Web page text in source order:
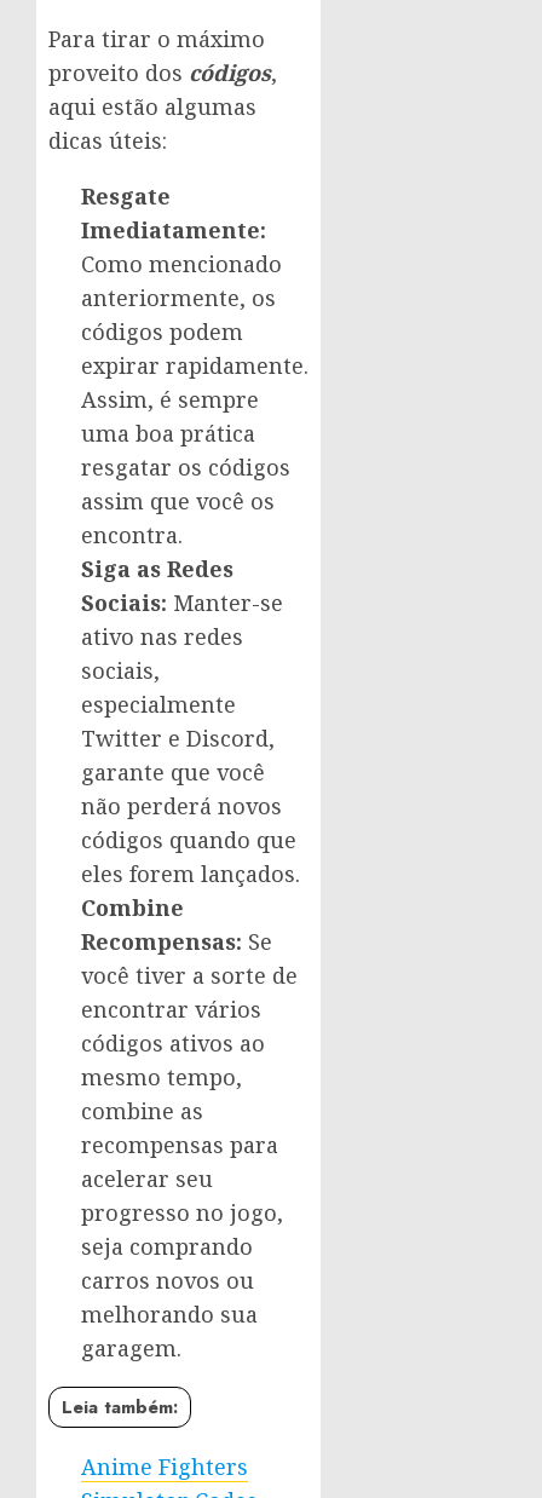
Para tirar o máximo
proveito dos códigos,
aqui estão algumas
dicas úteis:
Resgate
Imediatamente:
Como mencionado
anteriormente, os
códigos podem
expirar rapidamente.
Assim, é sempre
uma boa prática
resgatar os códigos
assim que você os
encontra.
Siga as Redes
Sociais: Manter-se
ativo nas redes
sociais,
especialmente
Twitter e Discord,
garante que você
não perderá novos
códigos quando que
eles forem lançados.
Combine
Recompensas: Se
você tiver a sorte de
encontrar vários
códigos ativos ao
mesmo tempo,
combine as
recompensas para
acelerar seu
progresso no jogo,
seja comprando
carros novos ou
melhorando sua
garagem.
Leia também:
Anime Fighters